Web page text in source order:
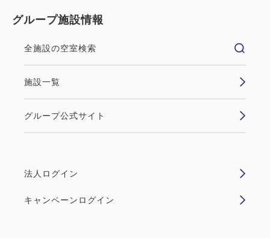
1人1泊あたりの宿泊料金が素泊まり・税金抜きで
*宿泊税はチェックイン時にお支払いください。
グループ施設情報
全施設の空室検索
施設一覧
グループ公式サイト
法人ログイン
キャンペーンログイン